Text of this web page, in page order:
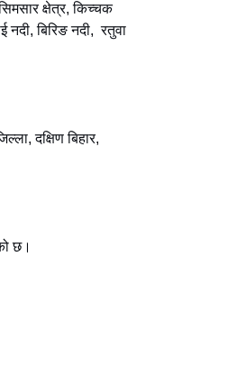
क्षेत्र, किच्चक
बिरिङ नदी, रतुवा
दक्षिण बिहार,
छ।